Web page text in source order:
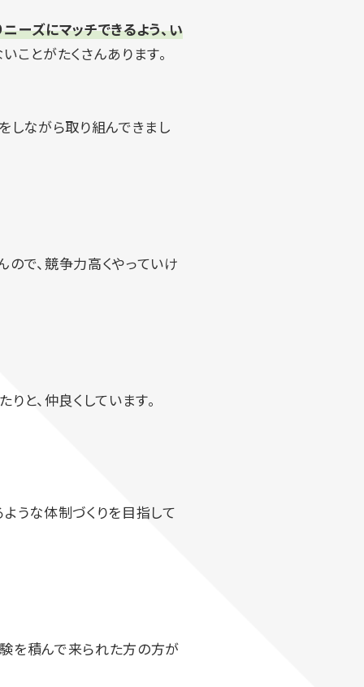
ーズにマッチできるよう、い
ことがたくさんあります。
しながら取り組んできまし
で、競争力高くやっていけ
と、仲良くしています。
うな体制づくりを目指して
を積んで来られた方の方が